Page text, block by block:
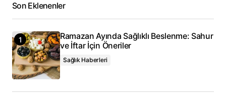
Daha sonraki yorumlarımda kullanılması için adım, e-
posta adresim ve site adresim bu tarayıcıya
Yorum Gönder
Son Eklenenler
Ramazan Ayında Sağlıklı Beslenme: Sahur
ve İftar İçin Öneriler
Sağlık Haberleri